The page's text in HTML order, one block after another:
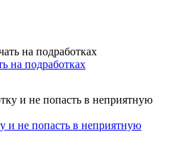
на подработках
и не попасть в неприятную